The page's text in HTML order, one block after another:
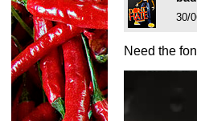
30/
Need the